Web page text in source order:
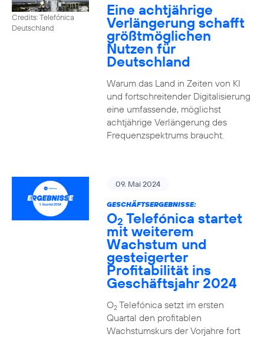
Credits: Telefónica
Deutschland
Eine achtjährige
Verlängerung schafft
größtmöglichen
Nutzen für
Deutschland
Warum das Land in Zeiten von KI
und fortschreitender Digitalisierung
eine umfassende, möglichst
achtjährige Verlängerung des
Frequenzspektrums braucht.
09. Mai 2024
GESCHÄFTSERGEBNISSE:
O2 Telefónica startet
mit weiterem
Wachstum und
gesteigerter
Profitabilität ins
Geschäftsjahr 2024
O2Telefónica setzt im ersten
Quartal den profitablen
Wachstumskurs der Vorjahre fort